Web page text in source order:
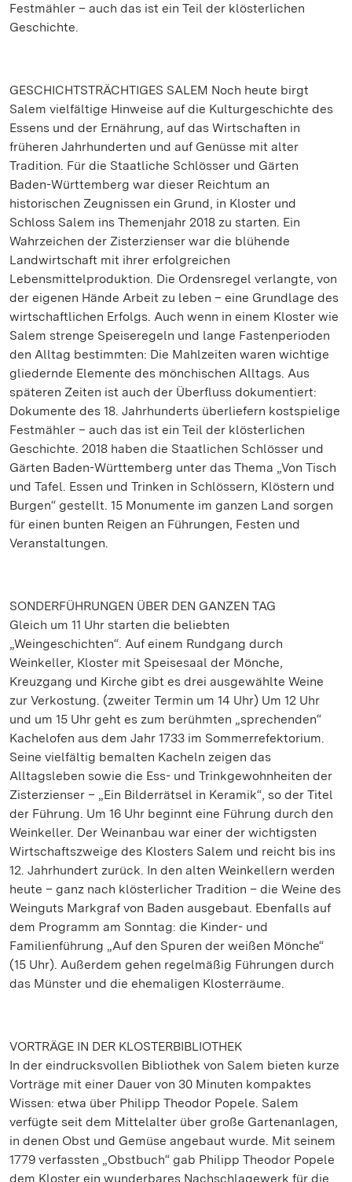
Festmähler – auch das ist ein Teil der klösterlichen
Geschichte.
GESCHICHTSTRÄCHTIGES SALEM Noch heute birgt
Salem vielfältige Hinweise auf die Kulturgeschichte des
Essens und der Ernährung, auf das Wirtschaften in
früheren Jahrhunderten und auf Genüsse mit alter
Tradition. Für die Staatliche Schlösser und Gärten
Baden-Württemberg war dieser Reichtum an
historischen Zeugnissen ein Grund, in Kloster und
Schloss Salem ins Themenjahr 2018 zu starten. Ein
Wahrzeichen der Zisterzienser war die blühende
Landwirtschaft mit ihrer erfolgreichen
Lebensmittelproduktion. Die Ordensregel verlangte, von
der eigenen Hände Arbeit zu leben – eine Grundlage des
wirtschaftlichen Erfolgs. Auch wenn in einem Kloster wie
Salem strenge Speiseregeln und lange Fastenperioden
den Alltag bestimmten: Die Mahlzeiten waren wichtige
gliedernde Elemente des mönchischen Alltags. Aus
späteren Zeiten ist auch der Überfluss dokumentiert:
Dokumente des 18. Jahrhunderts überliefern kostspielige
Festmähler – auch das ist ein Teil der klösterlichen
Geschichte. 2018 haben die Staatlichen Schlösser und
Gärten Baden-Württemberg unter das Thema „Von Tisch
und Tafel. Essen und Trinken in Schlössern, Klöstern und
Burgen“ gestellt. 15 Monumente im ganzen Land sorgen
für einen bunten Reigen an Führungen, Festen und
Veranstaltungen.
SONDERFÜHRUNGEN ÜBER DEN GANZEN TAG
Gleich um 11 Uhr starten die beliebten
„Weingeschichten“. Auf einem Rundgang durch
Weinkeller, Kloster mit Speisesaal der Mönche,
Kreuzgang und Kirche gibt es drei ausgewählte Weine
zur Verkostung. (zweiter Termin um 14 Uhr) Um 12 Uhr
und um 15 Uhr geht es zum berühmten „sprechenden“
Kachelofen aus dem Jahr 1733 im Sommerrefektorium.
Seine vielfältig bemalten Kacheln zeigen das
Alltagsleben sowie die Ess- und Trinkgewohnheiten der
Zisterzienser – „Ein Bilderrätsel in Keramik“, so der Titel
der Führung. Um 16 Uhr beginnt eine Führung durch den
Weinkeller. Der Weinanbau war einer der wichtigsten
Wirtschaftszweige des Klosters Salem und reicht bis ins
12. Jahrhundert zurück. In den alten Weinkellern werden
heute – ganz nach klösterlicher Tradition – die Weine des
Weinguts Markgraf von Baden ausgebaut. Ebenfalls auf
dem Programm am Sonntag: die Kinder- und
Familienführung „Auf den Spuren der weißen Mönche“
(15 Uhr). Außerdem gehen regelmäßig Führungen durch
das Münster und die ehemaligen Klosterräume.
VORTRÄGE IN DER KLOSTERBIBLIOTHEK
In der eindrucksvollen Bibliothek von Salem bieten kurze
Vorträge mit einer Dauer von 30 Minuten kompaktes
Wissen: etwa über Philipp Theodor Popele. Salem
verfügte seit dem Mittelalter über große Gartenanlagen,
in denen Obst und Gemüse angebaut wurde. Mit seinem
1779 verfassten „Obstbuch“ gab Philipp Theodor Popele
dem Kloster ein wunderbares Nachschlagewerk für die